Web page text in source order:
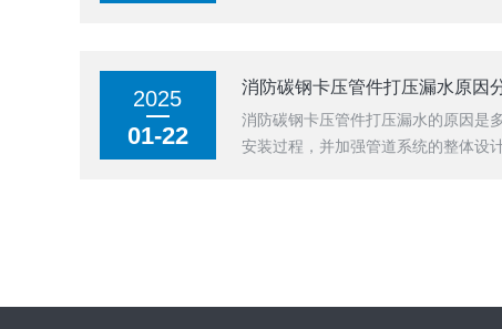
2025
01-22
消防碳钢卡压管件打压漏水原因
消防碳钢卡压管件打压漏水的原因是
安装过程，并加强管道系统的整体设